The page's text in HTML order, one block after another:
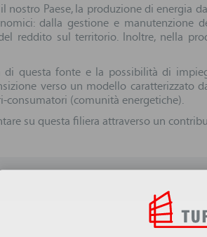
nostro Paese, la produzione di energia
dalla gestione e manutenzione
reddito sul territorio. Inoltre, nella
di questa fonte e la possibilità di
verso un modello
(comunità energetiche).
su questa filiera attraverso un